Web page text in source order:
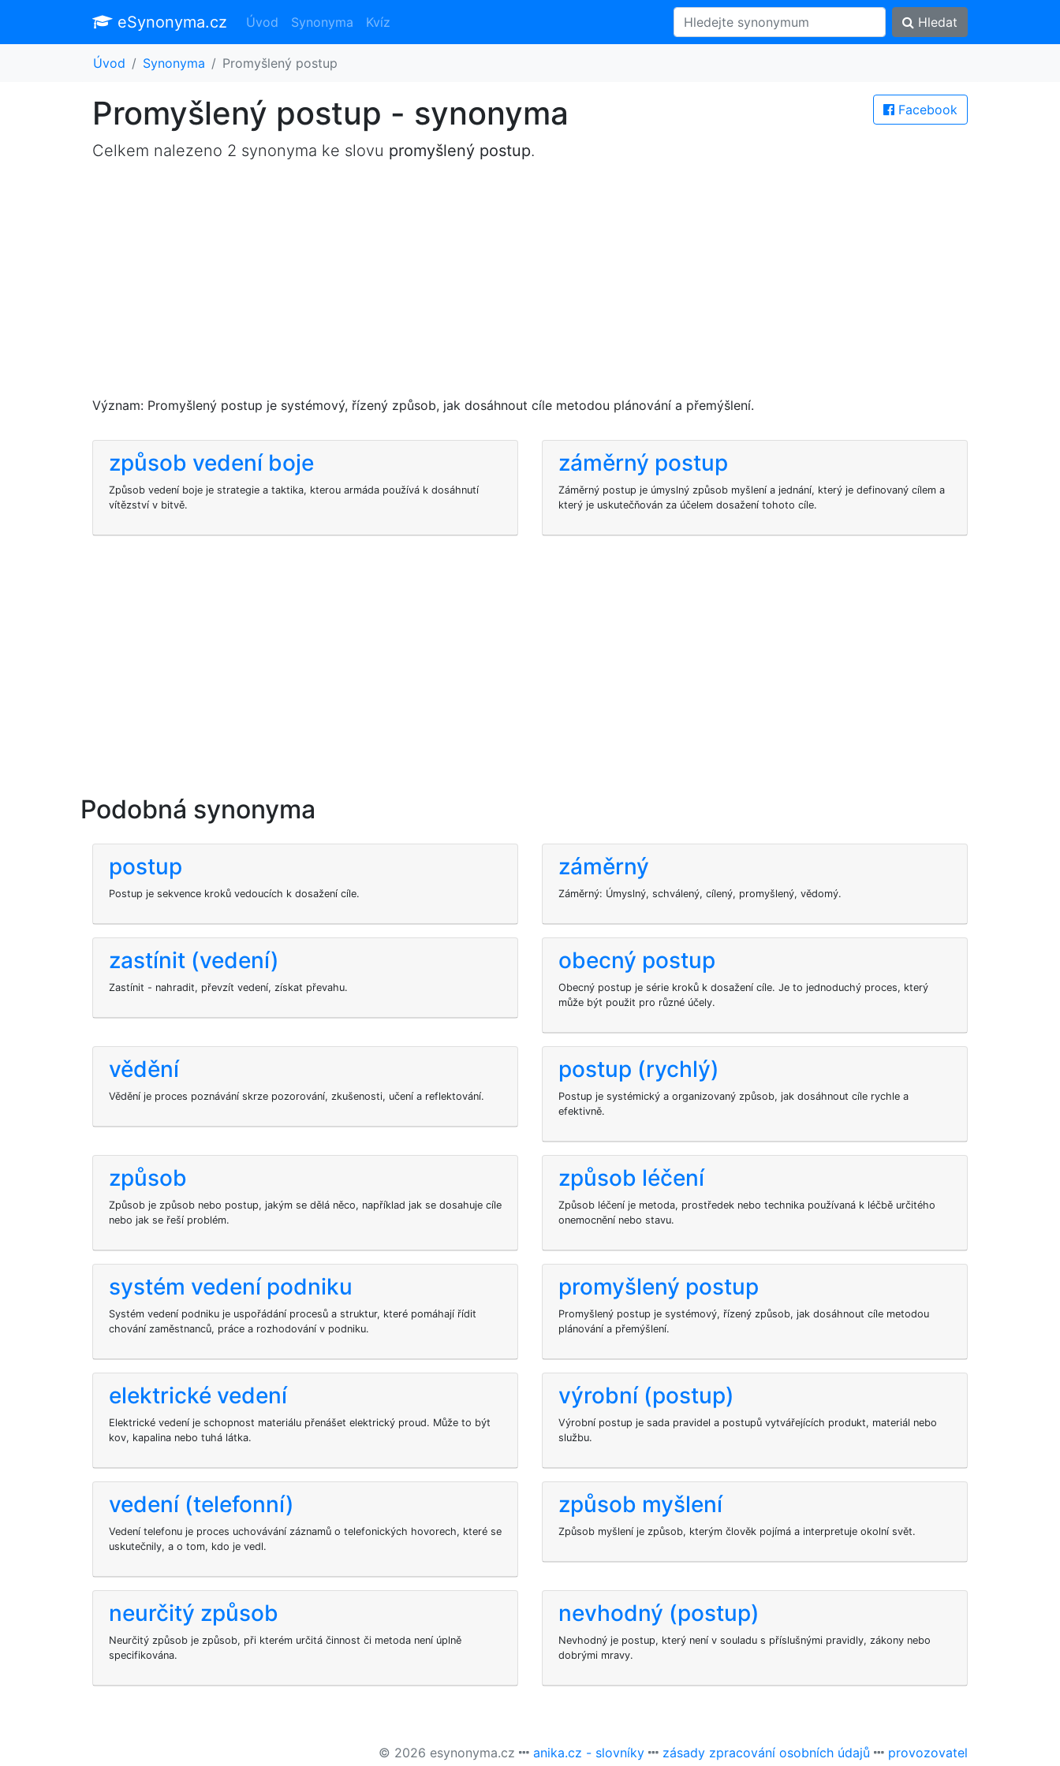
eSynonyma.cz Úvod Synonyma Kvíz Hledat
Úvod Synonyma Promyšlený postup
Facebook
Promyšlený postup - synonyma
Celkem nalezeno 2 synonyma ke slovu promyšlený postup.
Význam: Promyšlený postup je systémový, řízený způsob, jak dosáhnout cíle metodou plánování a přemýšlení.
způsob vedení boje
Způsob vedení boje je strategie a taktika, kterou armáda používá k dosáhnutí
vítězství v bitvě.
záměrný postup
Záměrný postup je úmyslný způsob myšlení a jednání, který je definovaný cílem a
který je uskutečňován za účelem dosažení tohoto cíle.
Podobná synonyma
postup
Postup je sekvence kroků vedoucích k dosažení cíle.
záměrný
Záměrný: Úmyslný, schválený, cílený, promyšlený, vědomý.
zastínit (vedení)
Zastínit - nahradit, převzít vedení, získat převahu.
obecný postup
Obecný postup je série kroků k dosažení cíle. Je to jednoduchý proces, který
může být použit pro různé účely.
vědění
Vědění je proces poznávání skrze pozorování, zkušenosti, učení a reflektování.
postup (rychlý)
Postup je systémický a organizovaný způsob, jak dosáhnout cíle rychle a
efektivně.
způsob
Způsob je způsob nebo postup, jakým se dělá něco, například jak se dosahuje cíle
nebo jak se řeší problém.
způsob léčení
Způsob léčení je metoda, prostředek nebo technika používaná k léčbě určitého
onemocnění nebo stavu.
systém vedení podniku
Systém vedení podniku je uspořádání procesů a struktur, které pomáhají řídit
chování zaměstnanců, práce a rozhodování v podniku.
promyšlený postup
Promyšlený postup je systémový, řízený způsob, jak dosáhnout cíle metodou
plánování a přemýšlení.
elektrické vedení
Elektrické vedení je schopnost materiálu přenášet elektrický proud. Může to být
kov, kapalina nebo tuhá látka.
výrobní (postup)
Výrobní postup je sada pravidel a postupů vytvářejících produkt, materiál nebo
službu.
vedení (telefonní)
Vedení telefonu je proces uchovávání záznamů o telefonických hovorech, které se
uskutečnily, a o tom, kdo je vedl.
způsob myšlení
Způsob myšlení je způsob, kterým člověk pojímá a interpretuje okolní svět.
neurčitý způsob
Neurčitý způsob je způsob, při kterém určitá činnost či metoda není úplně
specifikována.
nevhodný (postup)
Nevhodný je postup, který není v souladu s příslušnými pravidly, zákony nebo
dobrými mravy.
© 2026 esynonyma.cz anika.cz - slovníky zásady zpracování osobních údajů provozovatel